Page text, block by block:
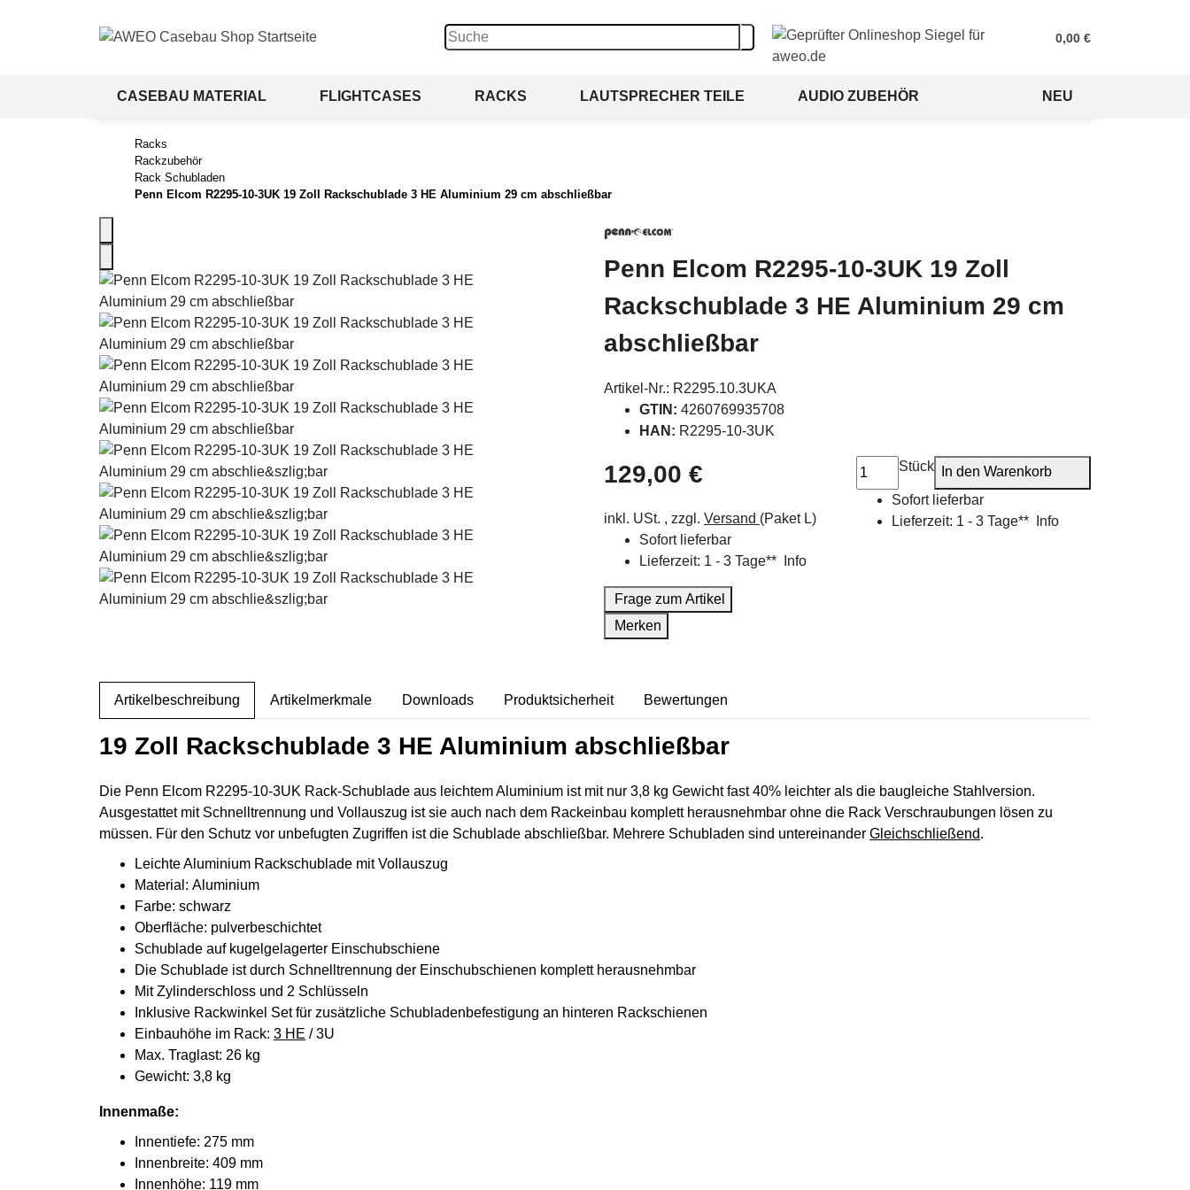
0,00 €
CASEBAU MATERIAL FLIGHTCASES RACKS LAUTSPRECHER TEILE AUDIO ZUBEHÖR NEU
SALE %
Racks
Rackzubehör
Rack Schubladen
Penn Elcom R2295-10-3UK 19 Zoll Rackschublade 3 HE Aluminium 29 cm abschließbar
Penn Elcom R2295-10-3UK 19 Zoll
Rackschublade 3 HE Aluminium 29 cm
abschließbar
Artikel-Nr.: R2295.10.3UKA
GTIN: 4260769935708
HAN: R2295-10-3UK
129,00 €
inkl. USt. , zzgl. Versand (Paket L)
Sofort lieferbar
Lieferzeit: 1 - 3 Tage** Info
Stück
In den Warenkorb
Sofort lieferbar
Lieferzeit: 1 - 3 Tage** Info
Frage zum Artikel
Merken
weitere Registerkarten anzeigen
Artikelbeschreibung Artikelmerkmale Downloads Produktsicherheit Bewertungen
19 Zoll Rackschublade 3 HE Aluminium abschließbar
Die Penn Elcom R2295-10-3UK Rack-Schublade aus leichtem Aluminium ist mit nur 3,8 kg Gewicht fast 40% leichter als die baugleiche Stahlversion.
Ausgestattet mit Schnelltrennung und Vollauszug ist sie auch nach dem Rackeinbau komplett herausnehmbar ohne die Rack Verschraubungen lösen zu
müssen. Für den Schutz vor unbefugten Zugriffen ist die Schublade abschließbar. Mehrere Schubladen sind untereinander Gleichschließend.
Leichte Aluminium Rackschublade mit Vollauszug
Material: Aluminium
Farbe: schwarz
Oberfläche: pulverbeschichtet
Schublade auf kugelgelagerter Einschubschiene
Die Schublade ist durch Schnelltrennung der Einschubschienen komplett herausnehmbar
Mit Zylinderschloss und 2 Schlüsseln
Inklusive Rackwinkel Set für zusätzliche Schubladenbefestigung an hinteren Rackschienen
Einbauhöhe im Rack: 3 HE / 3U
Max. Traglast: 26 kg
Gewicht: 3,8 kg
Innenmaße:
Innentiefe: 275 mm
Innenbreite: 409 mm
Innenhöhe: 119 mm